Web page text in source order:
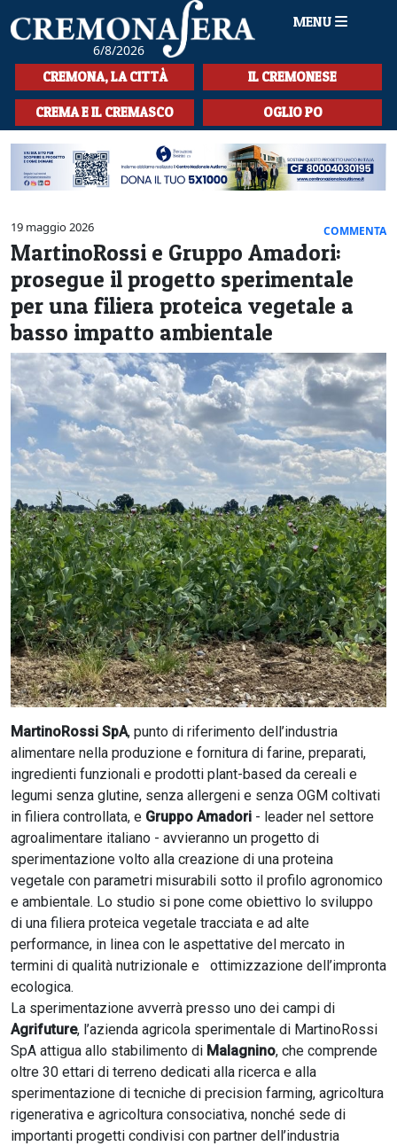
6/8/2026
MENU
HOME
CRONACA
SPORT
LA MUSICA
CULTURA
LA STORIA
SPETTACOLI
L'EDITORIALE
SEZIONI
CERCA
CREMONA, LA CITTÀ IL CREMONESE
CREMA E IL CREMASCO OGLIO PO
19 maggio 2026 COMMENTA
MartinoRossi e Gruppo Amadori:
prosegue il progetto sperimentale
per una filiera proteica vegetale a
basso impatto ambientale
MartinoRossi SpA, punto di riferimento dell’industria
alimentare nella produzione e fornitura di farine, preparati,
ingredienti funzionali e prodotti plant-based da cereali e
legumi senza glutine, senza allergeni e senza OGM coltivati
in filiera controllata, e Gruppo Amadori - leader nel settore
agroalimentare italiano - avvieranno un progetto di
sperimentazione volto alla creazione di una proteina
vegetale con parametri misurabili sotto il profilo agronomico
e ambientale. Lo studio si pone come obiettivo lo sviluppo
di una filiera proteica vegetale tracciata e ad alte
performance, in linea con le aspettative del mercato in
termini di qualità nutrizionale e ottimizzazione dell’impronta
ecologica.
La sperimentazione avverrà presso uno dei campi di
Agrifuture, l’azienda agricola sperimentale di MartinoRossi
SpA attigua allo stabilimento di Malagnino, che comprende
oltre 30 ettari di terreno dedicati alla ricerca e alla
sperimentazione di tecniche di precision farming, agricoltura
rigenerativa e agricoltura consociativa, nonché sede di
importanti progetti condivisi con partner dell’industria